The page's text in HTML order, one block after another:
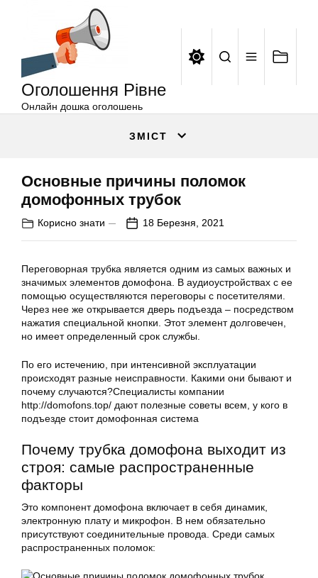
Оголошення Рівне
Онлайн дошка оголошень
ЗМІСТ
Основные причины поломок
домофонных трубок
Корисно знати 18 Березня, 2021
Переговорная трубка является одним из самых важных и
значимых элементов домофона. В аудиоустройствах с ее
помощью осуществляются переговоры с посетителями.
Через нее же открывается дверь подъезда – посредством
нажатия специальной кнопки. Этот элемент долговечен,
но имеет определенный срок службы.
По его истечению, при интенсивной эксплуатации
происходят разные неисправности. Какими они бывают и
почему случаются?Специалисты компании
http://domofons.top/ дают полезные советы всем, у кого в
подъезде стоит домофонная система
Почему трубка домофона выходит из
строя: самые распространенные
факторы
Это компонент домофона включает в себя динамик,
электронную плату и микрофон. В нем обязательно
присутствуют соединительные провода. Среди самых
распространенных поломок: